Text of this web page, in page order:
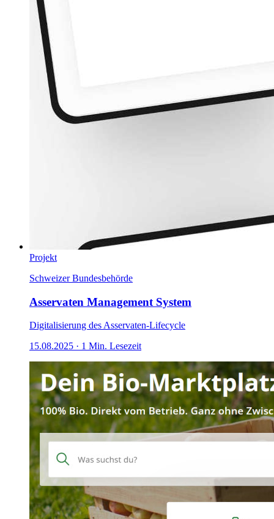
Projekt
Schweizer Bundesbehörde
Asservaten Management System
Digitalisierung des Asservaten-Lifecycle
15.08.2025 · 1 Min. Lesezeit